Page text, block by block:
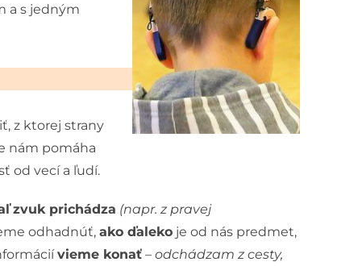
a s jedným
z ktorej strany
nám pomáha
od vecí a ľudí.
zvuk prichádza (napr. z pravej
odhadnúť, ako ďalekoje od nás predmet,
vieme konať– odchádzam z cesty,